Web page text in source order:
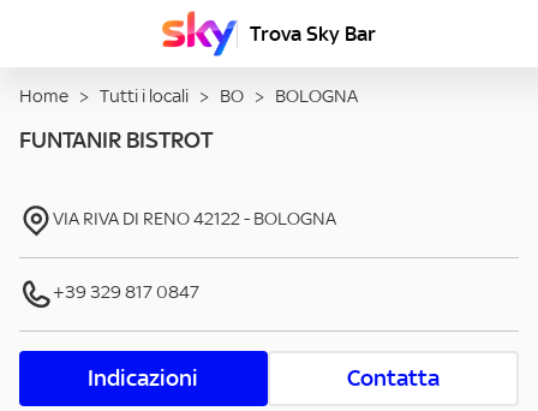
Trova Sky Bar
Home > Tutti i locali > BO > BOLOGNA
FUNTANIR BISTROT
VIA RIVA DI RENO42122- BOLOGNA
+39 329 817 0847
Indicazioni Contatta